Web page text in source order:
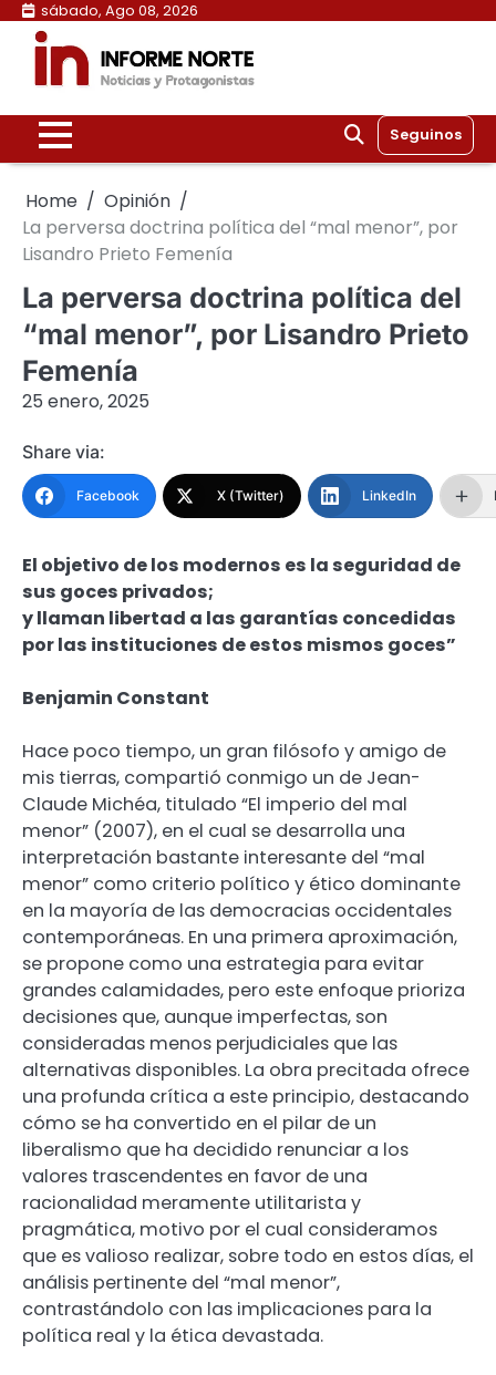
Skip
content
sábado, Ago 08, 2026
Seguinos
Home
Opinión
La perversa doctrina política del “mal menor”, por
Lisandro Prieto Femenía
La perversa doctrina política del
“mal menor”, por Lisandro Prieto
Femenía
25 enero, 2025
Share via:
Facebook X (Twitter) LinkedIn
El objetivo de los modernos es la seguridad de
sus goces privados;
y llaman libertad a las garantías concedidas
por las instituciones de estos mismos goces”
Benjamin Constant
Hace poco tiempo, un gran filósofo y amigo de
mis tierras, compartió conmigo un de Jean-
Claude Michéa, titulado “El imperio del mal
menor” (2007), en el cual se desarrolla una
interpretación bastante interesante del “mal
menor” como criterio político y ético dominante
en la mayoría de las democracias occidentales
contemporáneas. En una primera aproximación,
se propone como una estrategia para evitar
grandes calamidades, pero este enfoque prioriza
decisiones que, aunque imperfectas, son
consideradas menos perjudiciales que las
alternativas disponibles. La obra precitada ofrece
una profunda crítica a este principio, destacando
cómo se ha convertido en el pilar de un
liberalismo que ha decidido renunciar a los
valores trascendentes en favor de una
racionalidad meramente utilitarista y
pragmática, motivo por el cual consideramos
que es valioso realizar, sobre todo en estos días, el
análisis pertinente del “mal menor”,
contrastándolo con las implicaciones para la
política real y la ética devastada.